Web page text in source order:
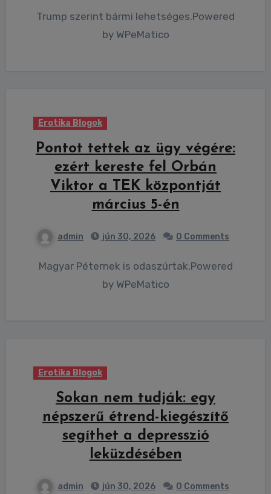
Trump szerint bármi lehetséges.Powered
by WPeMatico
Erotika Blogok
Pontot tettek az ügy végére:
ezért kereste fel Orbán
Viktor a TEK központját
március 5-én
admin jún 30, 2026 0 Comments
Magyar Péternek is odaszúrtak.Powered
by WPeMatico
Erotika Blogok
Sokan nem tudják: egy
népszerű étrend-kiegészítő
segíthet a depresszió
leküzdésében
admin jún 30, 2026 0 Comments